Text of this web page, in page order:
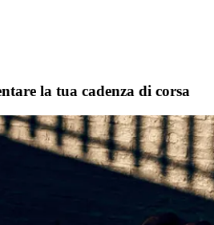
la tua cadenza di corsa